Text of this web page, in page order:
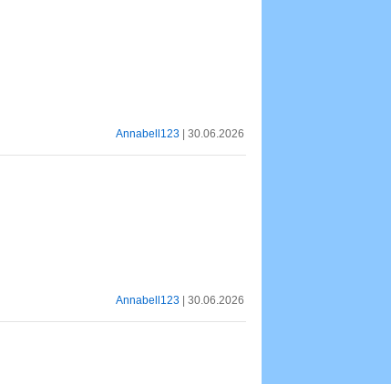
Annabell123 | 30.06.2026
Annabell123 | 30.06.2026